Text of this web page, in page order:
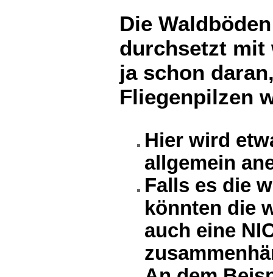
Die
durchsetzt mit
ja schon
Fliegenpilzen
Hier wird
allgemein
Falls es die
könnten die
auch eine